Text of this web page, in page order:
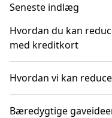
Seneste indlæg
Hvordan du kan
med kreditkort
Hvordan vi kan
Bæredygtige